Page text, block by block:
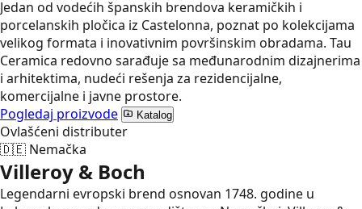
Jedan od vodećih španskih brendova keramičkih i
porcelanskih pločica iz Castelonna, poznat po kolekcijama
velikog formata i inovativnim površinskim obradama. Tau
Ceramica redovno sarađuje sa međunarodnim dizajnerima
i arhitektima, nudeći rešenja za rezidencijalne,
komercijalne i javne prostore.
Pogledaj proizvode
Katalog
Ovlašćeni distributer
🇩🇪 Nemačka
Villeroy & Boch
Legendarni evropski brend osnovan 1748. godine u